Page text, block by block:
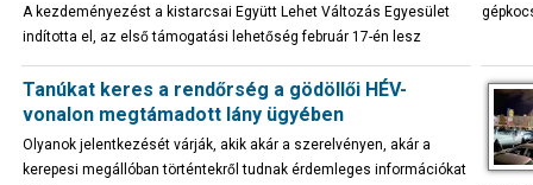
A kezdeményezést a kistarcsai Együtt Lehet Változás Egyesület
indította el, az első támogatási lehetőség február 17-én lesz
Tanúkat keres a rendőrség a gödöllői HÉV-
vonalon megtámadott lány ügyében
Olyanok jelentkezését várják, akik akár a szerelvényen, akár a
kerepesi megállóban történtekről tudnak érdemleges információkat